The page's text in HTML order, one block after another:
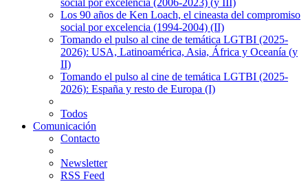
social por excelencia (2006-2023) (y III)
Los 90 años de Ken Loach, el cineasta del compromiso
social por excelencia (1994-2004) (II)
Tomando el pulso al cine de temática LGTBI (2025-
2026): USA, Latinoamérica, Asia, África y Oceanía (y
II)
Tomando el pulso al cine de temática LGTBI (2025-
2026): España y resto de Europa (I)
Todos
Comunicación
Contacto
Newsletter
RSS Feed